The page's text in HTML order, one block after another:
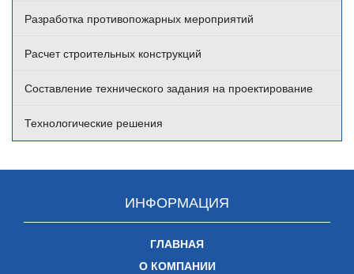
Разработка противопожарных мероприятий
Расчет строительных конструкций
Составление технического задания на проектирование
Технологические решения
ИНФОРМАЦИЯ
ГЛАВНАЯ
О КОМПАНИИ